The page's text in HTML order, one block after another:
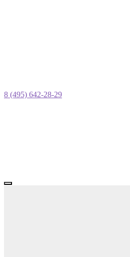
8 (495) 642-28-29